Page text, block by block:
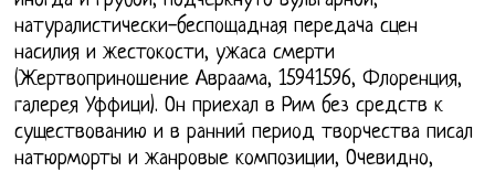
натуралистически-беспощадная передача сцен
насилия и жестокости, ужаса смерти
(Жертвоприношение Авраама, 15941596, Флоренция,
галерея Уффици). Он приехал в Рим без средств к
существованию и в ранний период творчества писал
натюрморты и жанровые композиции, Очевидно,